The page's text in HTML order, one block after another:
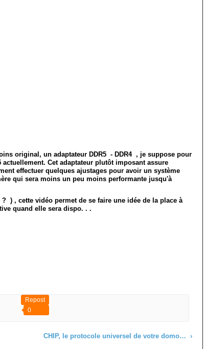
original, un adaptateur DDR5 - DDR4 , je suppose pour
Cet adaptateur plutôt imposant assure
effectuer quelques ajustages pour avoir un système
qui sera moins un peu moins performante jusqu'à
) , cette vidéo permet de se faire une idée de la place à
quand elle sera dispo. . .
Repost
0
›
CHIP, le protocole universel de votre domotique ?